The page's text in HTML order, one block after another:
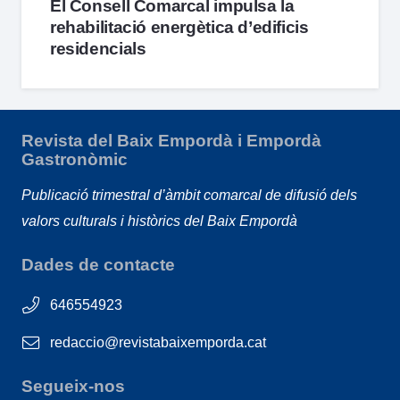
El Consell Comarcal impulsa la
rehabilitació energètica d’edificis
residencials
Revista del Baix Empordà i Empordà
Gastronòmic
Publicació trimestral d’àmbit comarcal de difusió dels
valors culturals i històrics del Baix Empordà
Dades de contacte
646554923
redaccio@revistabaixemporda.cat
Segueix-nos